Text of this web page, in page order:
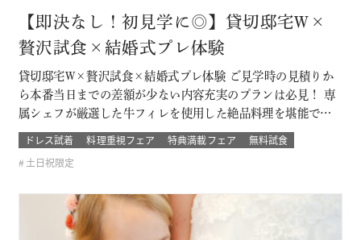
【即決なし！初見学に◎】貸切邸宅W×
贅沢試食×結婚式プレ体験
貸切邸宅W×贅沢試食×結婚式プレ体験 ご見学時の見積りか
ら本番当日までの差額が少ない内容充実のプランは必見！ 専
属シェフが厳選した牛フィレを使用した絶品料理を堪能でき
るフェア！ プレ花嫁体験では本番さながらのチャペル体験や
映像演出体験が叶う！ このフェアに含まれるコンテンツ
SPECIAL BENEFITS HPからフェア予約された方限定のご来
ドレス試着 料理重視フェア 特典満載フェア
無料試食
土日祝限定